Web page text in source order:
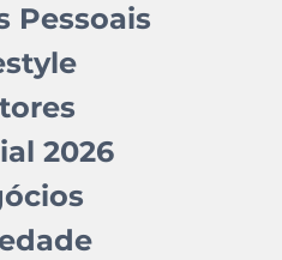
Pessoais
2026